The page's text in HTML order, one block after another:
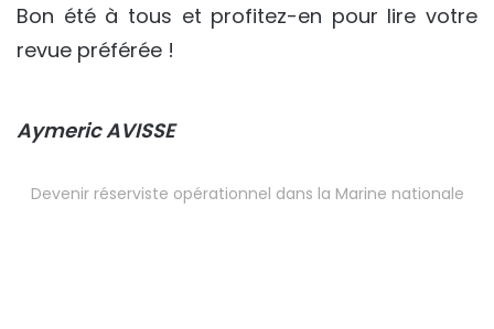
Bon été à tous et profitez-en pour lire votre
revue préférée !
Aymeric AVISSE
Devenir réserviste opérationnel dans la Marine nationale